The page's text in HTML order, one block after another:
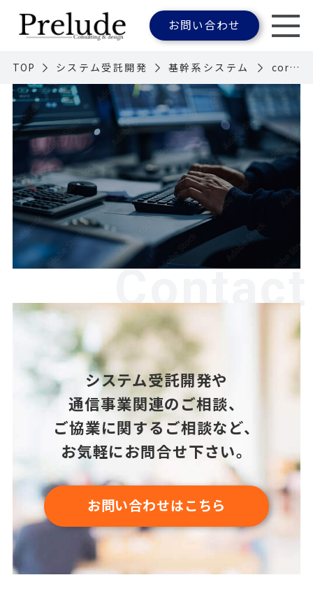
お問い合わせ
TOP システム受託開発 基幹系システム
core-
system-bn-01-sp
Contact
システム受託開発や
通信事業関連のご相談、
ご協業に関するご相談など、
お気軽にお問合せ下さい。
お問い合わせはこちら